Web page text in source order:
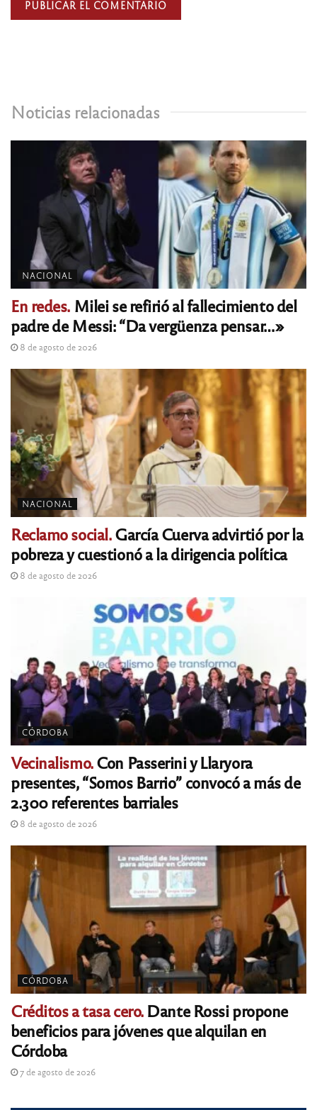
Noticias relacionadas
NACIONAL
En redes. Milei se refirió al fallecimiento del
padre de Messi: “Da vergüenza pensar…»
8 de agosto de 2026
NACIONAL
Reclamo social.García Cuerva advirtió por la
pobreza y cuestionó a la dirigencia política
8 de agosto de 2026
CÓRDOBA
Vecinalismo.Con Passerini y Llaryora
presentes, “Somos Barrio” convocó a más de
2.300 referentes barriales
8 de agosto de 2026
CÓRDOBA
Créditos a tasa cero.Dante Rossi propone
beneficios para jóvenes que alquilan en
Córdoba
7 de agosto de 2026